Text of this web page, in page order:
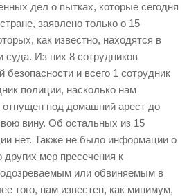
дел о пытках, которые сегодня
заявлено только о 15
как известно, находятся в
суда. Из них 8 сотрудников
безопасности и всего 1 сотрудник
полиции, насколько нам
отпущен под домашний арест до
вину. Об остальных из 15
нет. Также не было информации о
мер пресечения к
или обвиняемым в
того, нам известен, как минимум,